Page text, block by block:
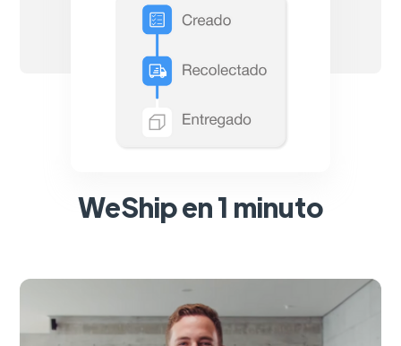
WeShip en 1 minuto